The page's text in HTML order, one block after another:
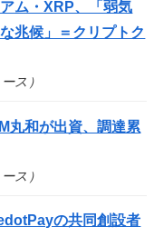
ム・XRP、「弱気
兆候」＝クリプトク
ス）
丸和が出資、調達累
ス）
の共同創設者